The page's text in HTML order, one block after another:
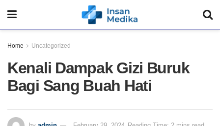
Home Uncategorized
Kenali Dampak Gizi Buruk
Bagi Sang Buah Hati